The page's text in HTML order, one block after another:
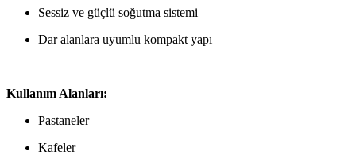
Sessiz ve güçlü soğutma sistemi
Dar alanlara uyumlu kompakt yapı
Kullanım Alanları:
Pastaneler
Kafeler